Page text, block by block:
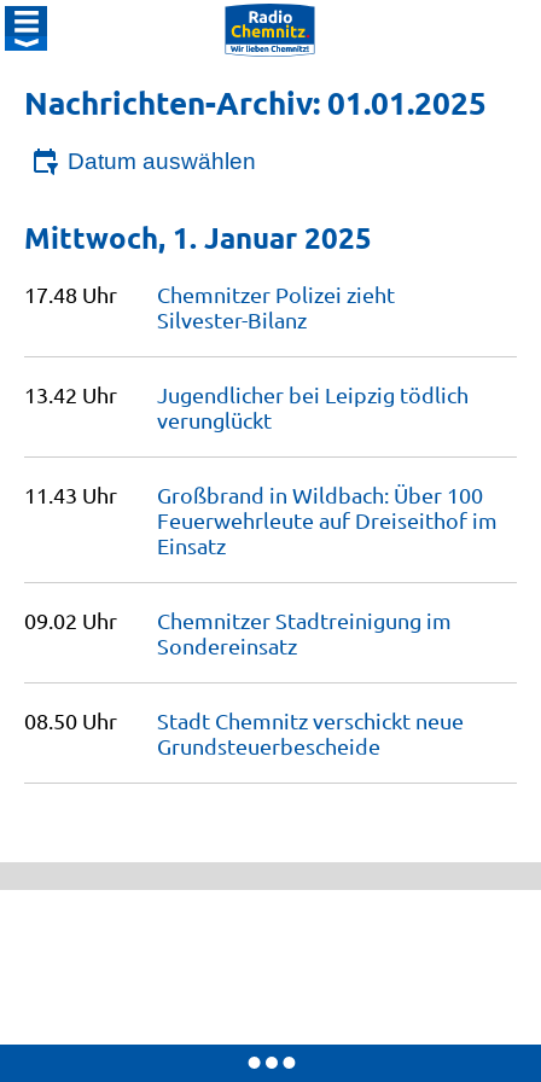
Nachrichten-Archiv: 01.01.2025
Datum auswählen
Mittwoch, 1. Januar 2025
17.48 Uhr
Chemnitzer Polizei zieht
Silvester-Bilanz
13.42 Uhr
Jugendlicher bei Leipzig tödlich
verunglückt
11.43 Uhr
Großbrand in Wildbach: Über 100
Feuerwehrleute auf Dreiseithof im
Einsatz
09.02 Uhr
Chemnitzer Stadtreinigung im
Sondereinsatz
08.50 Uhr
Stadt Chemnitz verschickt neue
Grundsteuerbescheide